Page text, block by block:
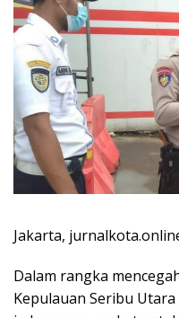
Jakarta,
Dalam rangka
Kepulauan Seribu